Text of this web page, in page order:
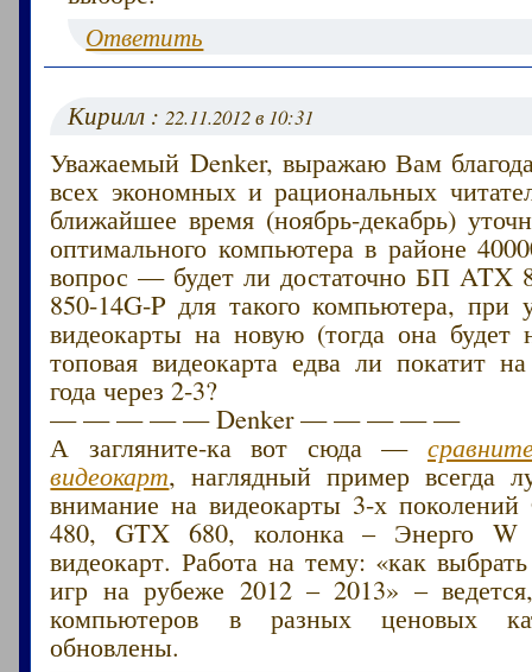
Ответить
Кирилл :22.11.2012 в 10:31
Уважаемый Denker, выражаю Вам
всех экономных и рациональных
ближайшее время (ноябрь-декабрь)
оптимального компьютера в районе
вопрос — будет ли достаточно БП ATX
850-14G-P для такого компьютера, при
видеокарты на новую (тогда она будет
топовая видеокарта едва ли покатит
года через 2-3?
— — — — — Denker — — — — —
А загляните-ка вот сюда —
видеокарт, наглядный пример всегда
внимание на видеокарты 3-х
480, GTX 680, колонка – Энерго W
видеокарт. Работа на тему: «как
игр на рубеже 2012 – 2013» –
компьютеров в разных ценовых
обновлены.